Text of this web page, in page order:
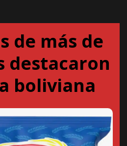
de más de
destacaron
boliviana